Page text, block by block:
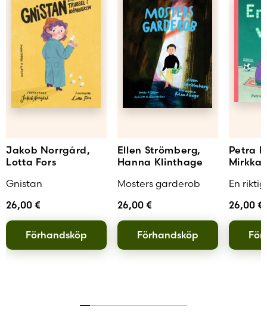
Jakob Norrgård,
Lotta Fors
Gnistan
26,00 €
Förhandsköp
Ellen Strömberg,
Hanna Klinthage
Mosters garderob
26,00 €
Förhandsköp
Petra
Mirkka
En
26,00 €